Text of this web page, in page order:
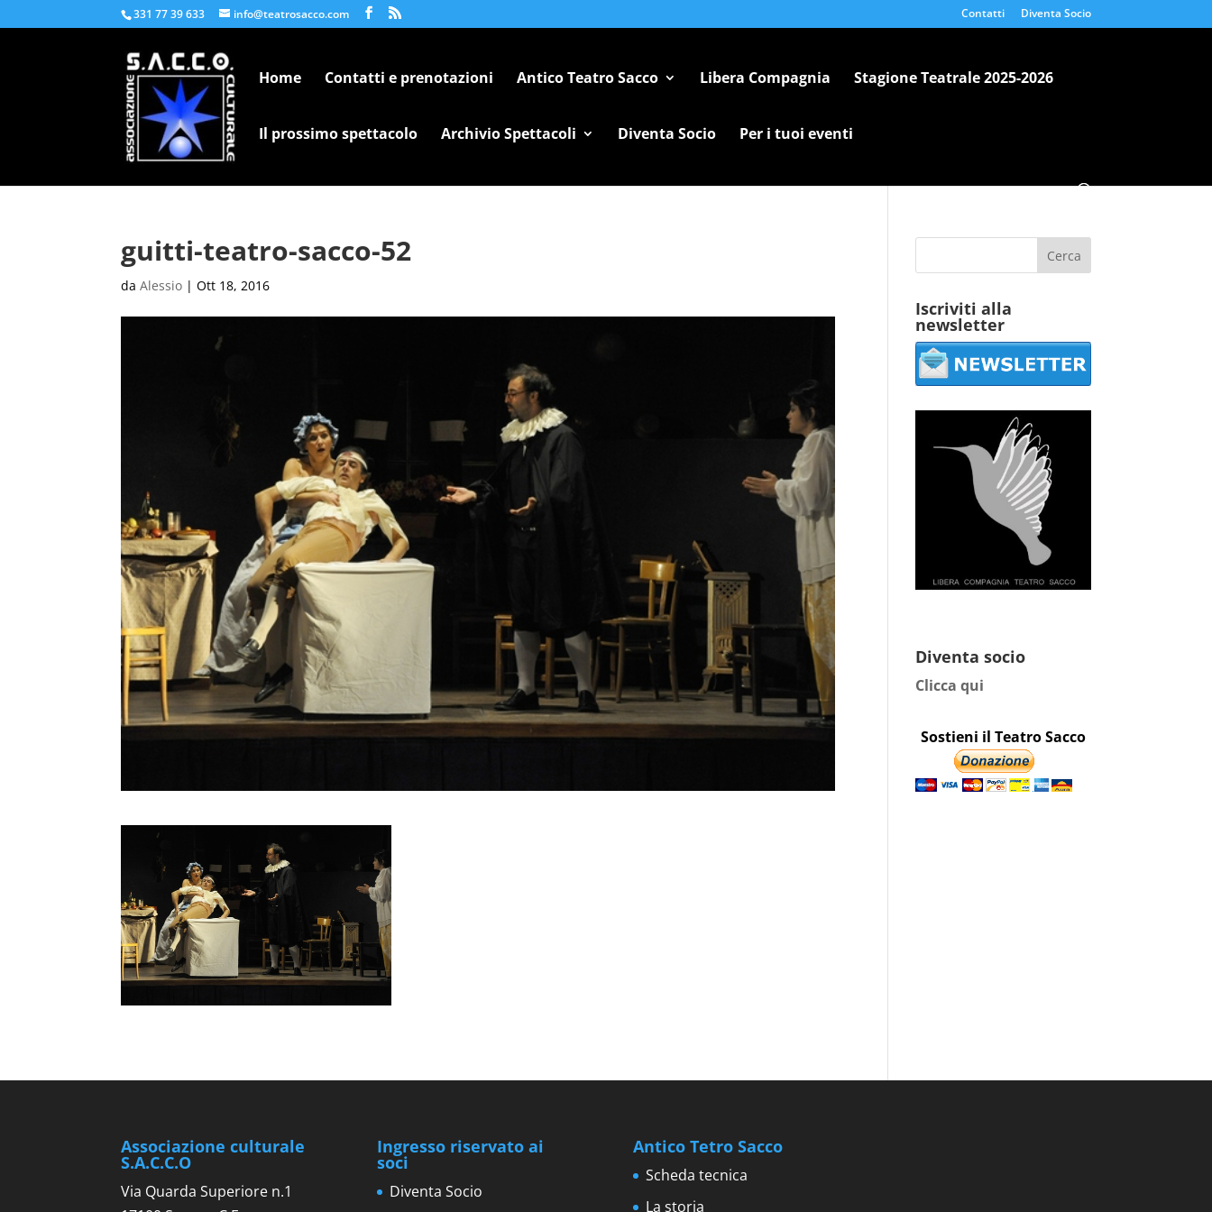
331 77 39 633 info@teatrosacco.com Contatti Diventa Socio
Home Contatti e prenotazioni Antico Teatro Sacco Libera Compagnia Stagione Teatrale 2025-2026
Il prossimo spettacolo Archivio Spettacoli Diventa Socio Per i tuoi eventi
guitti-teatro-sacco-52
daAlessio |Ott 18, 2016
Iscriviti alla
newsletter
Diventa socio
Clicca qui
Sostieni il Teatro Sacco
Associazione culturale
S.A.C.C.O
Via Quarda Superiore n.1
Ingresso riservato ai
soci
Diventa Socio
Antico Tetro Sacco
Scheda tecnica
La storia